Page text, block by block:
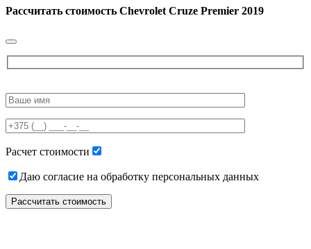
Рассчитать стоимость Chevrolet Cruze Premier 2019
leave
field
empty.
Расчет стоимости
Даю согласие на обработку персональных данных